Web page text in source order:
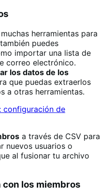
herramientas para
puedes
importar una lista de
correo electrónico.
los datos de los
que puedas extraerlos
a otras herramientas.
a través de CSV para
nuevos usuarios o
al fusionar tu archivo
los miembros